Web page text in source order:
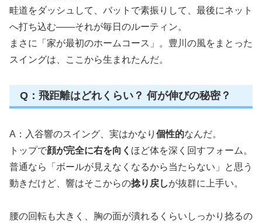
畦道をダッシュして、バットで素振りして、最後にネット
へ打ち込む――それが毎日のルーティン。
まさに「家が最初のホームコース」。豊川の風をまとった
スイングは、ここから生まれたんだ。
Q：飛距離はどれくらい？ 何が伸びの秘密？
A：入谷響のスイング、実はかなり 個性的なんだ。
トップで顔が完全に右を向く ほど体を深く回すフォーム。
普通なら「ボールが見えなくなるから当たらない」と思う
動きだけど、響はそこからの捻り戻しが抜群に上手い。
腰の回転も大きく、胸の面が潰れるくらいしっかり捻るの